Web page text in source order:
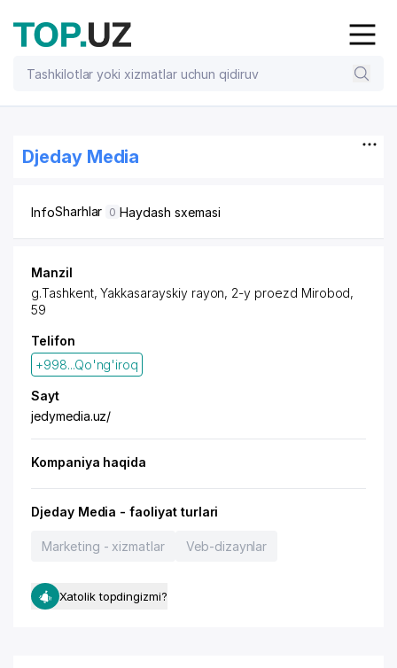
Djeday Media
InfoSharhlar 0 Haydash sxemasi
Manzil
g.Tashkent,Yakkasarayskiy rayon, 2-y proezd Mirobod,
59
Telifon
+998...Qo'ng'iroq
Sayt
jedymedia.uz/
Kompaniya haqida
Djeday Media - faoliyat turlari
Marketing - xizmatlar Veb-dizaynlar
Xatolik topdingizmi?